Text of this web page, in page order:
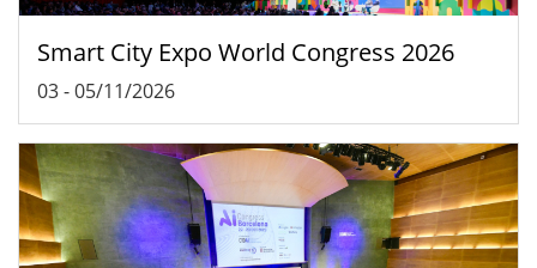
Smart City Expo World Congress 2026
03-05/11/2026